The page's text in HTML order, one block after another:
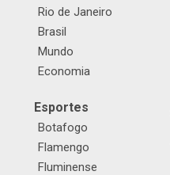
Rio de Janeiro
Brasil
Mundo
Economia
Esportes
Botafogo
Flamengo
Fluminense